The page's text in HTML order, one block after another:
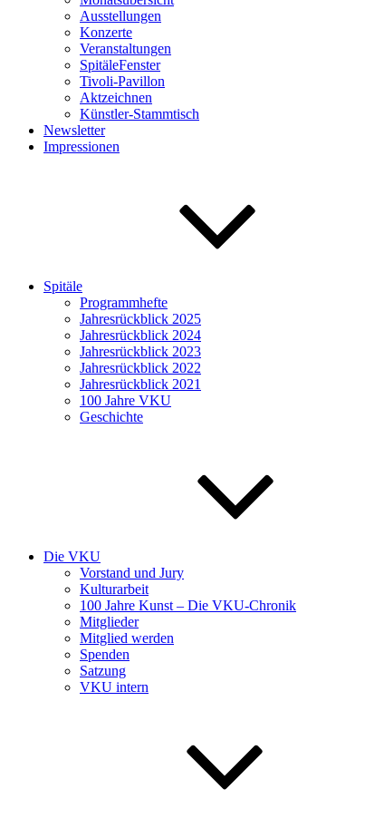
Ausstellungen
Konzerte
Veranstaltungen
SpitäleFenster
Tivoli-Pavillon
Aktzeichnen
Künstler-Stammtisch
Newsletter
Impressionen
Spitäle
Programmhefte
Jahresrückblick 2025
Jahresrückblick 2024
Jahresrückblick 2023
Jahresrückblick 2022
Jahresrückblick 2021
100 Jahre VKU
Geschichte
Die VKU
Vorstand und Jury
Kulturarbeit
100 Jahre Kunst – Die VKU-Chronik
Mitglieder
Mitglied werden
Spenden
Satzung
VKU intern